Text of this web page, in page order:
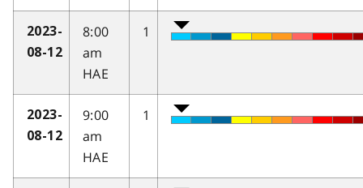
2023-
08-12
8:00
am
HAE
1
2023-
08-12
9:00
am
HAE
1